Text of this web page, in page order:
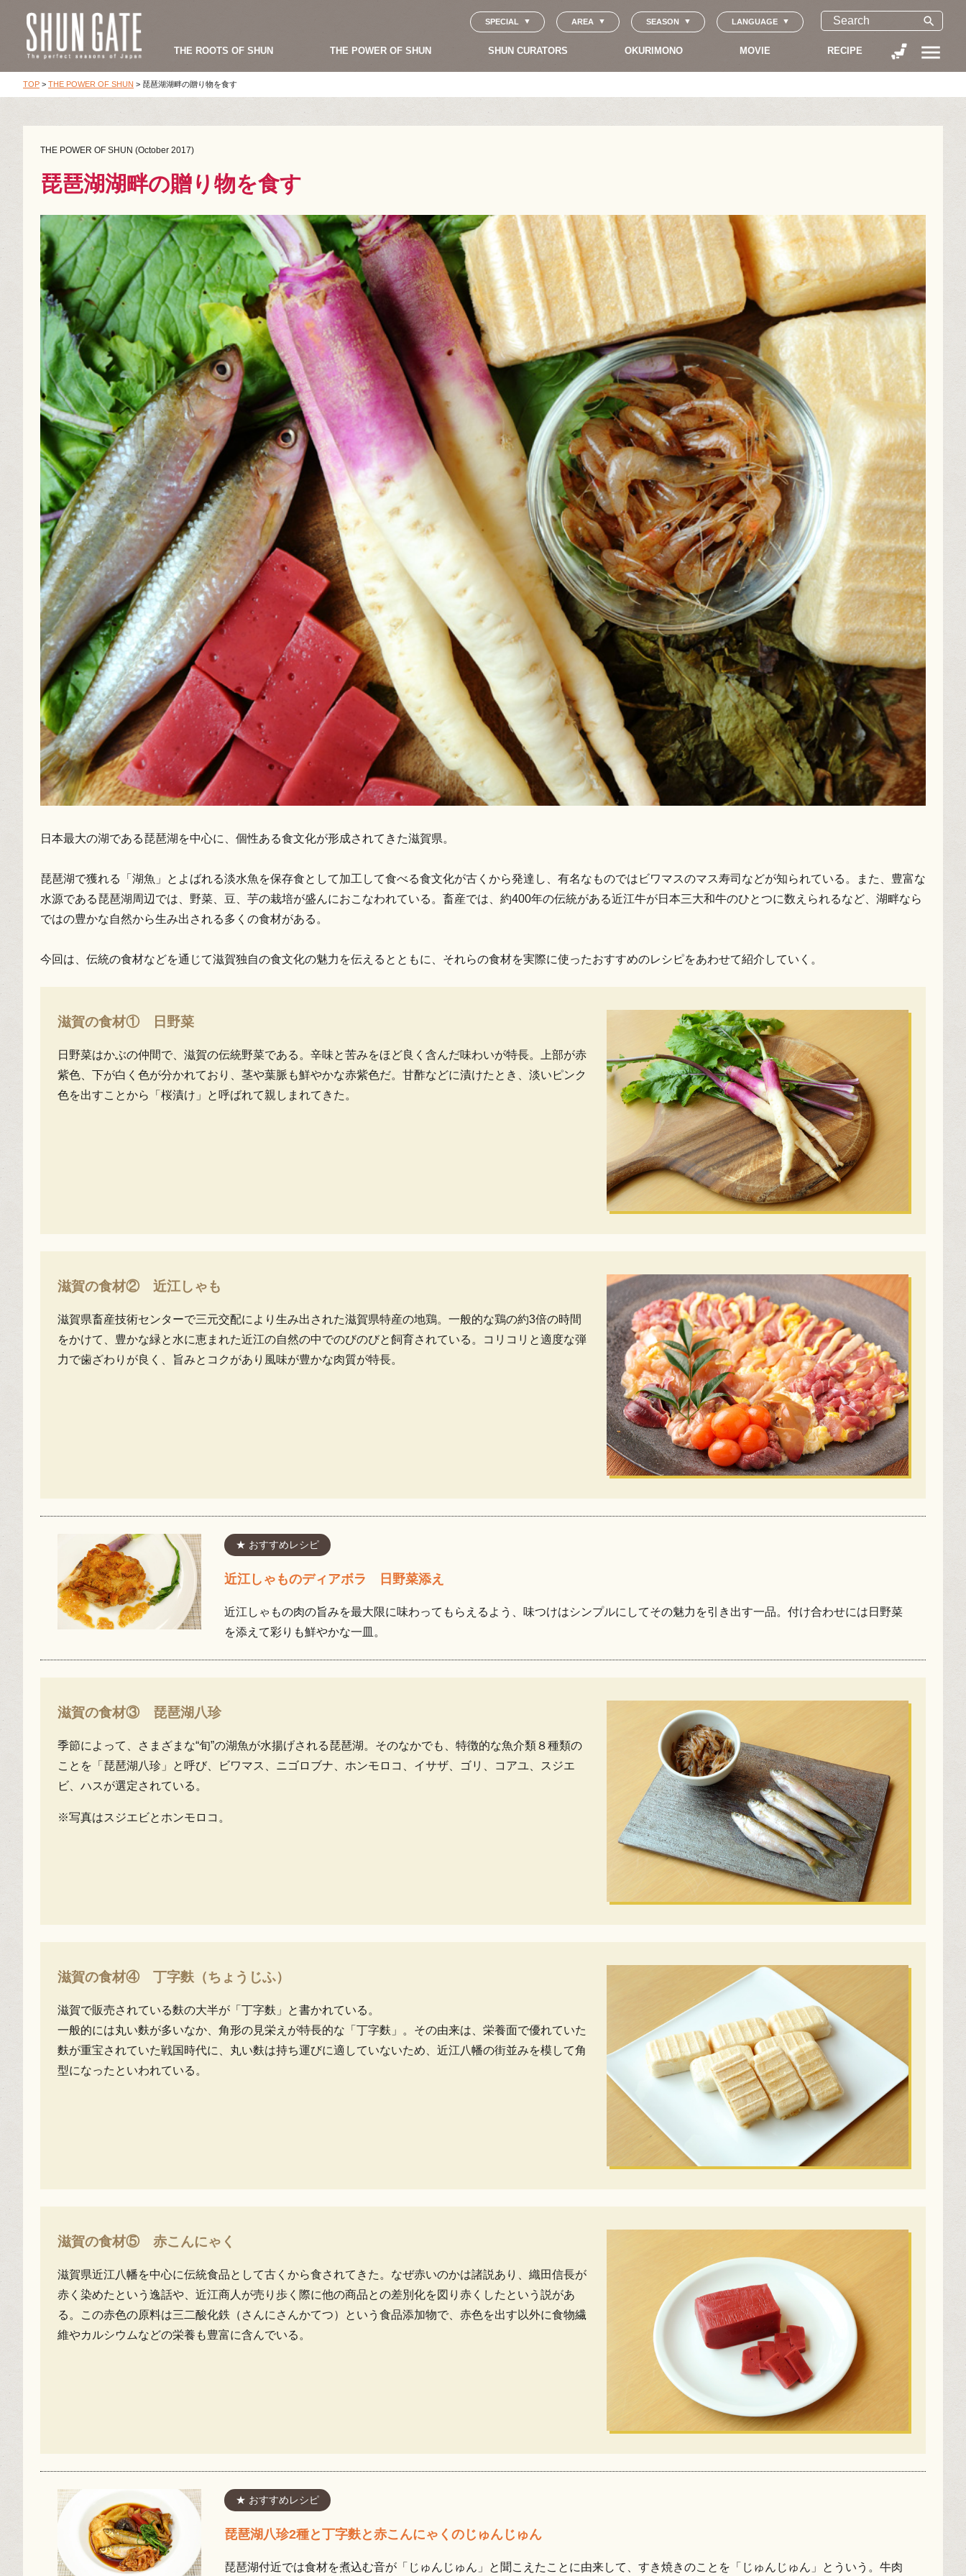
SPECIAL AREA SEASON LANGUAGE search
THE ROOTS OF SHUN THE POWER OF SHUN SHUN CURATORS OKURIMONO MOVIE RECIPE menu
TOP > THE POWER OF SHUN > 琵琶湖湖畔の贈り物を食す
THE POWER OF SHUN (October 2017)
琵琶湖湖畔の贈り物を食す
日本最大の湖である琵琶湖を中心に、個性ある食文化が形成されてきた滋賀県。
琵琶湖で獲れる「湖魚」とよばれる淡水魚を保存食として加工して食べる食文化が古くから発達し、有名なものではビワマスのマス寿司などが知られている。また、豊富な
水源である琵琶湖周辺では、野菜、豆、芋の栽培が盛んにおこなわれている。畜産では、約400年の伝統がある近江牛が日本三大和牛のひとつに数えられるなど、湖畔なら
ではの豊かな自然から生み出される多くの食材がある。
今回は、伝統の食材などを通じて滋賀独自の食文化の魅力を伝えるとともに、それらの食材を実際に使ったおすすめのレシピをあわせて紹介していく。
滋賀の食材① 日野菜
日野菜はかぶの仲間で、滋賀の伝統野菜である。辛味と苦みをほど良く含んだ味わいが特長。上部が赤
紫色、下が白く色が分かれており、茎や葉脈も鮮やかな赤紫色だ。甘酢などに漬けたとき、淡いピンク
色を出すことから「桜漬け」と呼ばれて親しまれてきた。
滋賀の食材② 近江しゃも
滋賀県畜産技術センターで三元交配により生み出された滋賀県特産の地鶏。一般的な鶏の約3倍の時間
をかけて、豊かな緑と水に恵まれた近江の自然の中でのびのびと飼育されている。コリコリと適度な弾
力で歯ざわりが良く、旨みとコクがあり風味が豊かな肉質が特長。
★ おすすめレシピ
近江しゃものディアボラ 日野菜添え
近江しゃもの肉の旨みを最大限に味わってもらえるよう、味つけはシンプルにしてその魅力を引き出す一品。付け合わせには日野菜
を添えて彩りも鮮やかな一皿。
滋賀の食材③ 琵琶湖八珍
季節によって、さまざまな“旬”の湖魚が水揚げされる琵琶湖。そのなかでも、特徴的な魚介類８種類の
ことを「琵琶湖八珍」と呼び、ビワマス、ニゴロブナ、ホンモロコ、イサザ、ゴリ、コアユ、スジエ
ビ、ハスが選定されている。
※写真はスジエビとホンモロコ。
滋賀の食材④ 丁字麩（ちょうじふ）
滋賀で販売されている麩の大半が「丁字麩」と書かれている。
一般的には丸い麩が多いなか、角形の見栄えが特長的な「丁字麩」。その由来は、栄養面で優れていた
麩が重宝されていた戦国時代に、丸い麩は持ち運びに適していないため、近江八幡の街並みを模して角
型になったといわれている。
滋賀の食材⑤ 赤こんにゃく
滋賀県近江八幡を中心に伝統食品として古くから食されてきた。なぜ赤いのかは諸説あり、織田信長が
赤く染めたという逸話や、近江商人が売り歩く際に他の商品との差別化を図り赤くしたという説があ
る。この赤色の原料は三二酸化鉄（さんにさんかてつ）という食品添加物で、赤色を出す以外に食物繊
維やカルシウムなどの栄養も豊富に含んでいる。
★ おすすめレシピ
琵琶湖八珍2種と丁字麩と赤こんにゃくのじゅんじゅん
琵琶湖付近では食材を煮込む音が「じゅんじゅん」と聞こえたことに由来して、すき焼きのことを「じゅんじゅん」とういう。牛肉